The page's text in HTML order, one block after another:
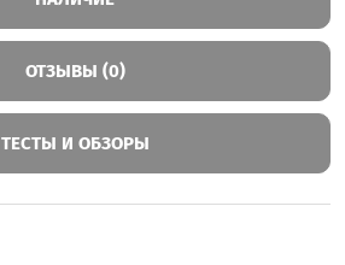
ОТЗЫВЫ (0)
ТЕСТЫ И ОБЗОРЫ